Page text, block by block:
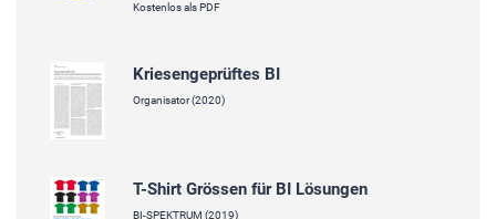
Kostenlos als PDF
Kriesengeprüftes BI
Organisator (2020)
T-Shirt Grössen für BI Lösungen
BI-SPEKTRUM (2019)